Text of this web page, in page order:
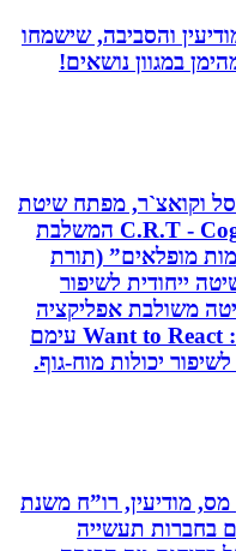
והסביבה, שישמחו
נושאים!
מפתח שיטת
C.R.T - Cognitive Reaction Training המשלבת
(תורת
לשיפור
אפליקציה
ייחודית וערכה ייעודיות בשם: Want to React עימם
יכולות מוח-גוף.
רו”ח משנת
בחברות תעשייה